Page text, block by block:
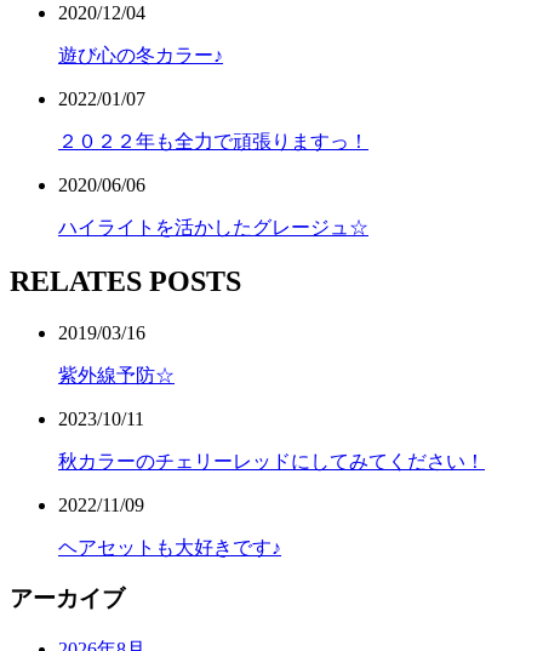
2020/12/04
遊び心の冬カラー♪
2022/01/07
２０２２年も全力で頑張りますっ！
2020/06/06
ハイライトを活かしたグレージュ☆
RELATES POSTS
2019/03/16
紫外線予防☆
2023/10/11
秋カラーのチェリーレッドにしてみてください！
2022/11/09
ヘアセットも大好きです♪
アーカイブ